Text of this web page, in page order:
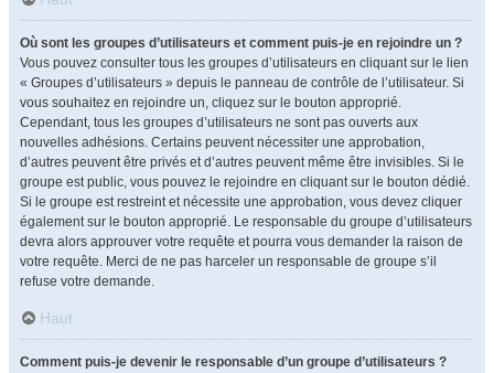
Où sont les groupes d’utilisateurs et comment puis-je en rejoindre un ?
Vous pouvez consulter tous les groupes d’utilisateurs en cliquant sur le lien
« Groupes d’utilisateurs » depuis le panneau de contrôle de l’utilisateur. Si
vous souhaitez en rejoindre un, cliquez sur le bouton approprié.
Cependant, tous les groupes d’utilisateurs ne sont pas ouverts aux
nouvelles adhésions. Certains peuvent nécessiter une approbation,
d’autres peuvent être privés et d’autres peuvent même être invisibles. Si le
groupe est public, vous pouvez le rejoindre en cliquant sur le bouton dédié.
Si le groupe est restreint et nécessite une approbation, vous devez cliquer
également sur le bouton approprié. Le responsable du groupe d’utilisateurs
devra alors approuver votre requête et pourra vous demander la raison de
votre requête. Merci de ne pas harceler un responsable de groupe s’il
refuse votre demande.
Haut
Comment puis-je devenir le responsable d’un groupe d’utilisateurs ?